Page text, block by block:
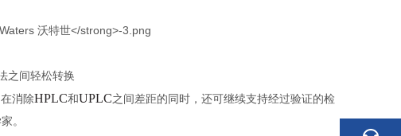
之间轻松转换
消除HPLC和UPLC之间差距的同时，还可继续支持经过验证的检
。